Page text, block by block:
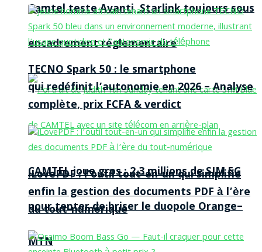
Camtel teste Avanti, Starlink toujours sous
encadrement réglementaire
CAMTEL joue gros : 2,3 millions de SIM 5G
pour tenter de briser le duopole Orange–
MTN
TECNO Spark 50 : le smartphone
qui redéfinit l’autonomie en 2026 – Analyse
complète, prix FCFA & verdict
iLovePDF : l’outil tout-en-un qui simplifie
enfin la gestion des documents PDF à l’ère
du tout-numérique